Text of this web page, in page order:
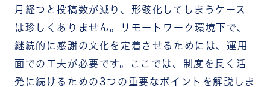
月経つと投稿数が減り、形骸化してしまうケース
は珍しくありません。リモートワーク環境下で、
継続的に感謝の文化を定着させるためには、運用
面での工夫が必要です。ここでは、制度を長く活
発に続けるための3つの重要なポイントを解説しま